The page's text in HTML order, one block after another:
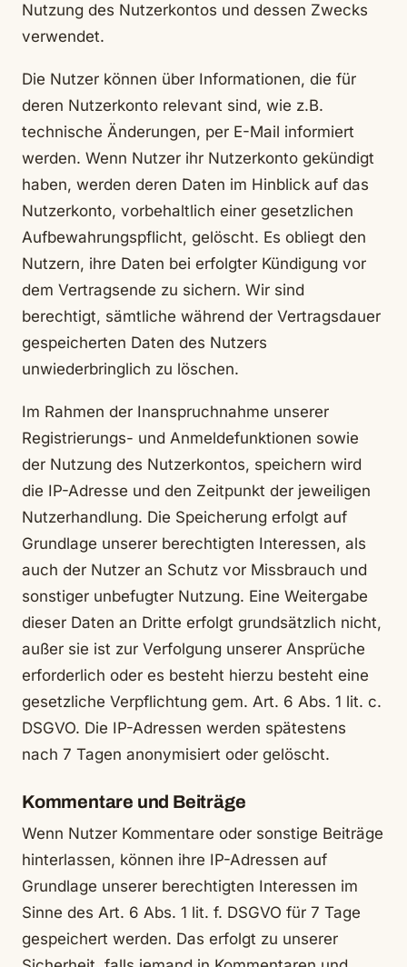
Nutzung des Nutzerkontos und dessen Zwecks
verwendet.
Die Nutzer können über Informationen, die für
deren Nutzerkonto relevant sind, wie z.B.
technische Änderungen, per E-Mail informiert
werden. Wenn Nutzer ihr Nutzerkonto gekündigt
haben, werden deren Daten im Hinblick auf das
Nutzerkonto, vorbehaltlich einer gesetzlichen
Aufbewahrungspflicht, gelöscht. Es obliegt den
Nutzern, ihre Daten bei erfolgter Kündigung vor
dem Vertragsende zu sichern. Wir sind
berechtigt, sämtliche während der Vertragsdauer
gespeicherten Daten des Nutzers
unwiederbringlich zu löschen.
Im Rahmen der Inanspruchnahme unserer
Registrierungs- und Anmeldefunktionen sowie
der Nutzung des Nutzerkontos, speichern wird
die IP-Adresse und den Zeitpunkt der jeweiligen
Nutzerhandlung. Die Speicherung erfolgt auf
Grundlage unserer berechtigten Interessen, als
auch der Nutzer an Schutz vor Missbrauch und
sonstiger unbefugter Nutzung. Eine Weitergabe
dieser Daten an Dritte erfolgt grundsätzlich nicht,
außer sie ist zur Verfolgung unserer Ansprüche
erforderlich oder es besteht hierzu besteht eine
gesetzliche Verpflichtung gem. Art. 6 Abs. 1 lit. c.
DSGVO. Die IP-Adressen werden spätestens
nach 7 Tagen anonymisiert oder gelöscht.
Kommentare und Beiträge
Wenn Nutzer Kommentare oder sonstige Beiträge
hinterlassen, können ihre IP-Adressen auf
Grundlage unserer berechtigten Interessen im
Sinne des Art. 6 Abs. 1 lit. f. DSGVO für 7 Tage
gespeichert werden. Das erfolgt zu unserer